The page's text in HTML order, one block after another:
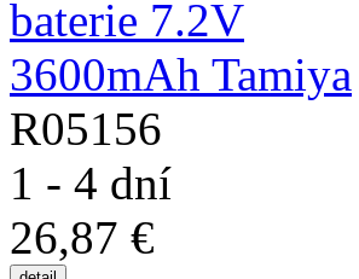
R05156
1 - 4 dní
26,87 €